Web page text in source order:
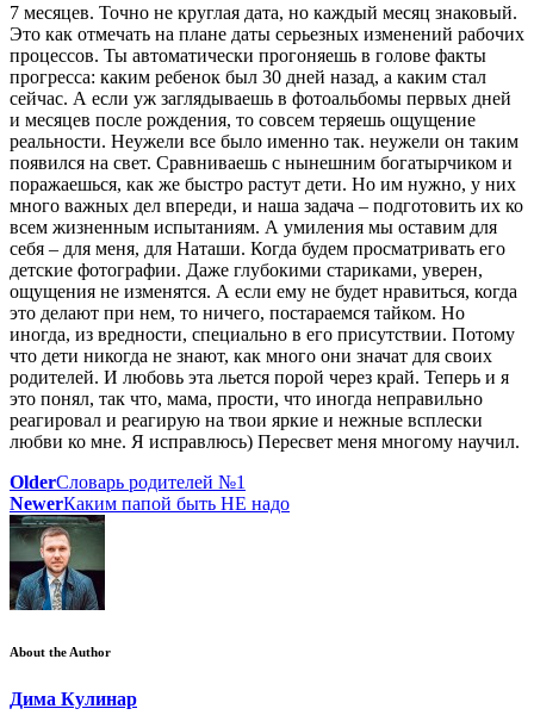
7 месяцев. Точно не круглая дата, но каждый месяц знаковый.
Это как отмечать на плане даты серьезных изменений рабочих
процессов. Ты автоматически прогоняешь в голове факты
прогресса: каким ребенок был 30 дней назад, а каким стал
сейчас. А если уж заглядываешь в фотоальбомы первых дней
и месяцев после рождения, то совсем теряешь ощущение
реальности. Неужели все было именно так. неужели он таким
появился на свет. Сравниваешь с нынешним богатырчиком и
поражаешься, как же быстро растут дети. Но им нужно, у них
много важных дел впереди, и наша задача – подготовить их ко
всем жизненным испытаниям. А умиления мы оставим для
себя – для меня, для Наташи. Когда будем просматривать его
детские фотографии. Даже глубокими стариками, уверен,
ощущения не изменятся. А если ему не будет нравиться, когда
это делают при нем, то ничего, постараемся тайком. Но
иногда, из вредности, специально в его присутствии. Потому
что дети никогда не знают, как много они значат для своих
родителей. И любовь эта льется порой через край. Теперь и я
это понял, так что, мама, прости, что иногда неправильно
реагировал и реагирую на твои яркие и нежные всплески
любви ко мне. Я исправлюсь) Пересвет меня многому научил.
OlderСловарь родителей №1
NewerКаким папой быть НЕ надо
About the Author
Дима Кулинар